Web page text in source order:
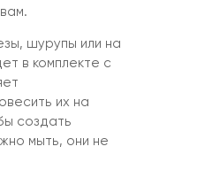
шурупы или на
в комплекте с
их на
создать
мыть, они не